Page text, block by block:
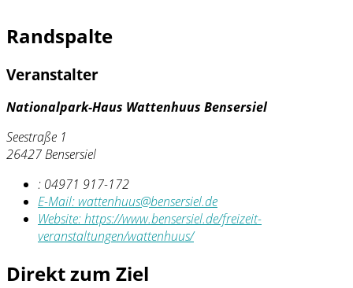
Randspalte
Veranstalter
Nationalpark-Haus Wattenhuus Bensersiel
Seestraße 1
26427 Bensersiel
: 04971 917-172
E-Mail: wattenhuus@bensersiel.de
Website:https://www.bensersiel.de/freizeit-
veranstaltungen/wattenhuus/
Direkt zum Ziel